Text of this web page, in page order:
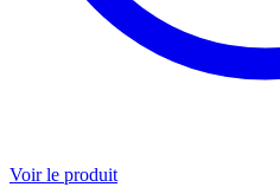
Voir le produit